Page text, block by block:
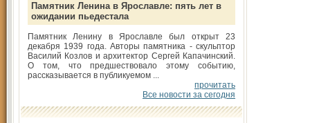
Памятник Ленина в Ярославле: пять лет в
ожидании пьедестала
Памятник Ленину в Ярославле был открыт 23
декабря 1939 года. Авторы памятника - скульптор
Василий Козлов и архитектор Сергей Капачинский.
О том, что предшествовало этому событию,
рассказывается в публикуемом ...
прочитать
Все новости за сегодня